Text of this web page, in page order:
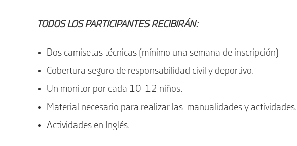
TODOS LOS PARTICIPANTES RECIBIRÁN:
Dos camisetas técnicas (mínimo una semana de inscripción)
Cobertura seguro de responsabilidad civil y deportivo.
Un monitor por cada 10-12 niños.
Material necesario para realizar las manualidades y actividades.
Actividades en Inglés.